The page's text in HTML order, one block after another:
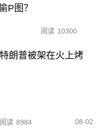
P图？
阅读 10300
朗普被架在火上烤
阅读 8984 08-02